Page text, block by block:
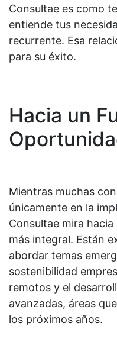
Consultae es como
entiende tus
recurrente. Esa
para su éxito.
Hacia un
Mientras muchas
únicamente en la
Consultae mira
más integral. Están
abordar temas
sostenibilidad
remotos y el
avanzadas, áreas
los próximos años.